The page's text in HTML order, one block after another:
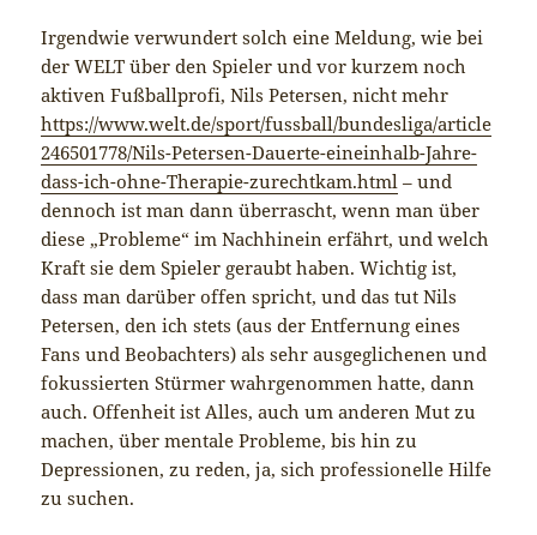
Irgendwie verwundert solch eine Meldung, wie bei
der WELT über den Spieler und vor kurzem noch
aktiven Fußballprofi, Nils Petersen, nicht mehr
https://www.welt.de/sport/fussball/bundesliga/article
246501778/Nils-Petersen-Dauerte-eineinhalb-Jahre-
dass-ich-ohne-Therapie-zurechtkam.html – und
dennoch ist man dann überrascht, wenn man über
diese „Probleme“ im Nachhinein erfährt, und welch
Kraft sie dem Spieler geraubt haben. Wichtig ist,
dass man darüber offen spricht, und das tut Nils
Petersen, den ich stets (aus der Entfernung eines
Fans und Beobachters) als sehr ausgeglichenen und
fokussierten Stürmer wahrgenommen hatte, dann
auch. Offenheit ist Alles, auch um anderen Mut zu
machen, über mentale Probleme, bis hin zu
Depressionen, zu reden, ja, sich professionelle Hilfe
zu suchen.